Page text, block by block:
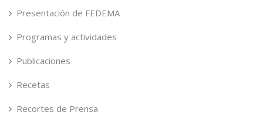
Presentación de FEDEMA
Programas y actividades
Publicaciones
Recetas
Recortes de Prensa